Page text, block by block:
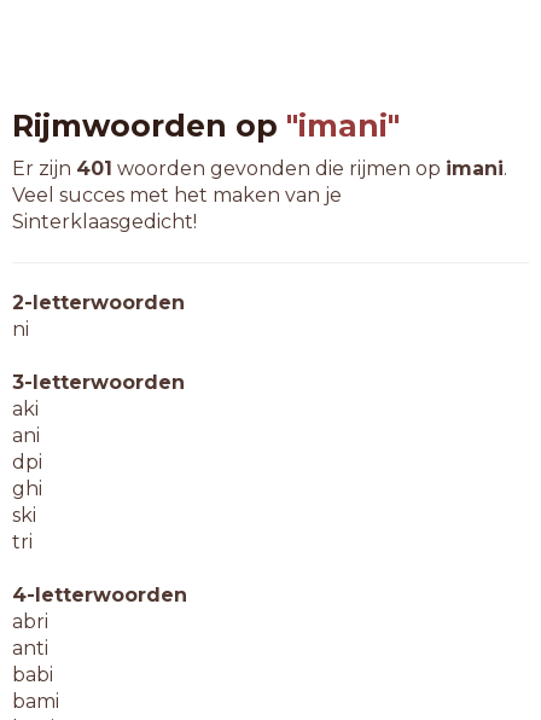
Rijmwoorden op "imani"
Er zijn 401 woorden gevonden die rijmen op imani.
Veel succes met het maken van je
Sinterklaasgedicht!
2-letterwoorden
ni
3-letterwoorden
aki
ani
dpi
ghi
ski
tri
4-letterwoorden
abri
anti
babi
bami